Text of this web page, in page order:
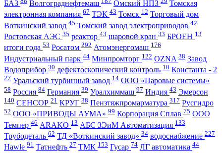
БАЗ Волгограднефтемаш Омский НПЗ
Томская
электронная компания 67 ТЭК 43 Томск 12 Торговый дом
Воткинский завод 45 Томский завод электроприводов 42
Ростовская АЭС 35 реактор 43 шаровой кран 33 БРОЕН 13
итоги года 53 Росатом 292 Атомэнергомаш 176
Индустриальный парк 44 Минпромторг 122 OZNA 38 Завод
Водоприбор 30 дефектоскопический контроль 10 Константа - 2
27 Уральский турбинный завод 14 ООО «Паровые системы»
58 Россия 84 Германия 39 Уралхиммаш 97 Индия 43 Эмерсон
140 СЕНСОР 21 КРУГ 38 Пензтяжпромарматура 317 Русгидро
52 ООО «ПРИВОДЫ АУМА» 99 Корпорация Сплав 75 ООО
Темпер 46 ARAKO 13 АБС ЗЭиМ Автоматизация 133
Трубодеталь 62 ТД «Воткинский завод» 34 водоснабжение 227
Hawle 91 Татнефть 27 ТМК 153 Гусар 74 ЛГ автоматика 44